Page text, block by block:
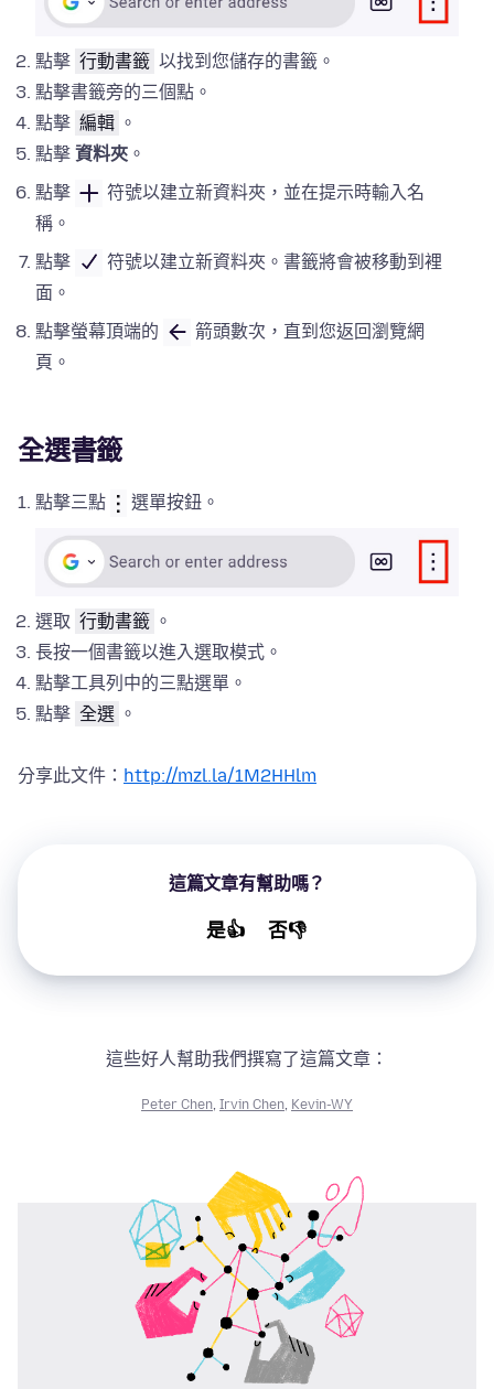
點擊 行動書籤 以找到您儲存的書籤。
點擊書籤旁的三個點。
點擊 編輯 。
點擊 資料夾 。
點擊
符號以建立新資料夾，並在提示時輸入名
稱。
點擊
符號以建立新資料夾。書籤將會被移動到裡
面。
點擊螢幕頂端的
箭頭數次，直到您返回瀏覽網
頁。
全選書籤
點擊三點 選單按鈕。
選取 行動書籤 。
長按一個書籤以進入選取模式。
點擊工具列中的三點選單。
點擊 全選 。
分享此文件： http://mzl.la/1M2HHlm
這篇文章有幫助嗎？
是👍 否👎
這些好人幫助我們撰寫了這篇文章：
Peter Chen Irvin Chen Kevin-WY